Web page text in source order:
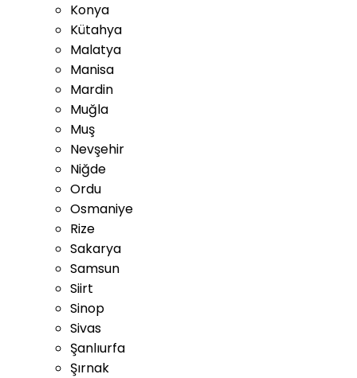
Konya
Kütahya
Malatya
Manisa
Mardin
Muğla
Muş
Nevşehir
Niğde
Ordu
Osmaniye
Rize
Sakarya
Samsun
Siirt
Sinop
Sivas
Şanlıurfa
Şırnak